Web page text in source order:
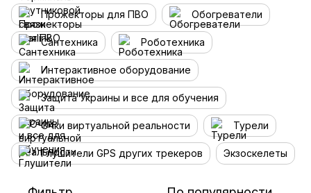
Прожекторы для ПВО Обогреватели
Сантехника Роботехника
Интерактивное оборудование
Защита Украины и все для обучения
Очки виртуальной реальности Турели
Глушители GPS других трекеров Экзоскелеты